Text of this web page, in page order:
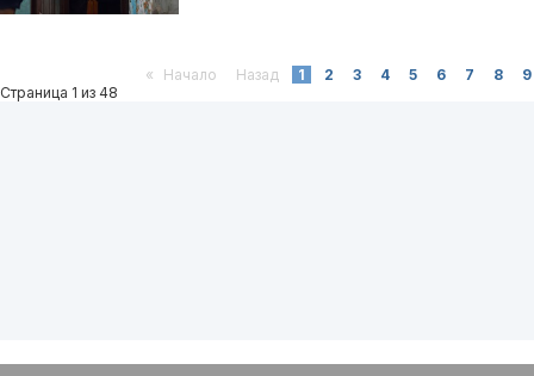
« Начало Назад 1 2 3 4 5 6 7 8
9
Страница 1 из 48